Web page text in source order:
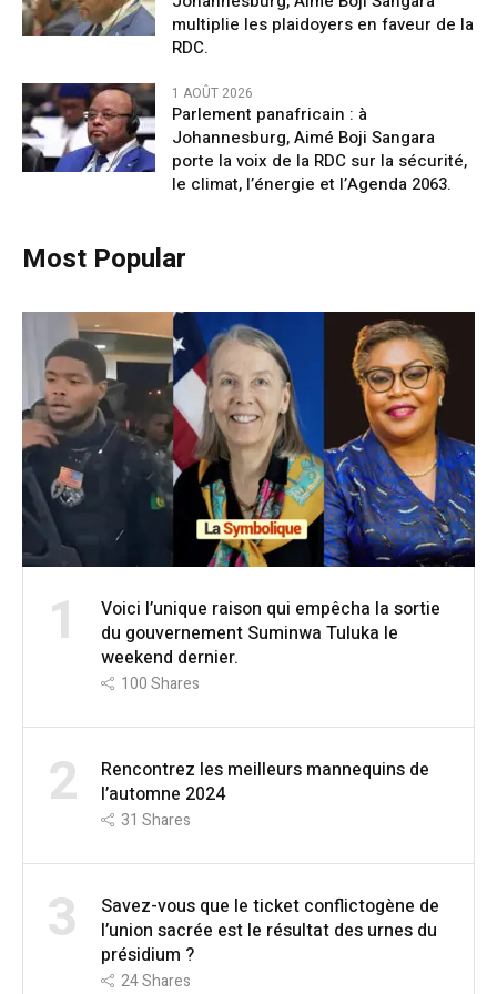
multiplie les plaidoyers en faveur de la
RDC.
1 AOÛT 2026
Parlement panafricain : à
Johannesburg, Aimé Boji Sangara
porte la voix de la RDC sur la sécurité,
le climat, l’énergie et l’Agenda 2063.
Most Popular
1
Voici l’unique raison qui empêcha la sortie
du gouvernement Suminwa Tuluka le
weekend dernier.
100Shares
2
Rencontrez les meilleurs mannequins de
l’automne 2024
31 Shares
3
Savez-vous que le ticket conflictogène de
l’union sacrée est le résultat des urnes du
présidium ?
24Shares